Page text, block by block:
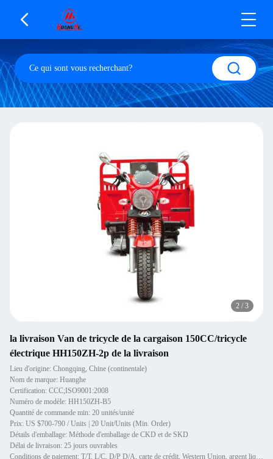
2 / 3
la livraison Van de tricycle de la cargaison 150CC/tricycle
électrique HH150ZH-2p de la livraison
Lieu d'origine: Chongqing, Chine (continentale)
Nom de marque: Huanghe
Certification: CCC;ISO9001:2008
Numéro de modèle: HH150ZH-B5
Quantité de commande min: 20 unités/unité
Prix: US $700-790 / Units | 20 Unit/Units (Min. Order)
Détails d'emballage: Méthode d'emballage de CKD et de SKD
Délai de livraison: 25 jours ouvrables
Conditions de paiement: T/T, L/C, D/P D/A, carte de crédit, Western Union, argent liquide